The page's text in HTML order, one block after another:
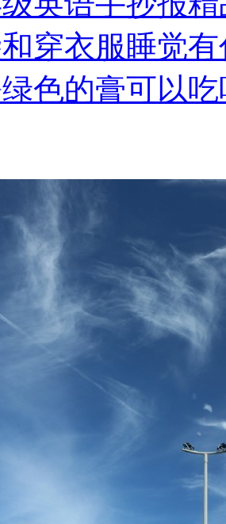
穿衣服睡觉
色的膏可以吃